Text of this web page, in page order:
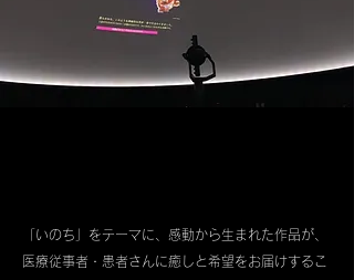
「いのち」をテーマに、感動から生まれた作品が、
医療従事者・患者さんに癒しと希望をお届けするこ